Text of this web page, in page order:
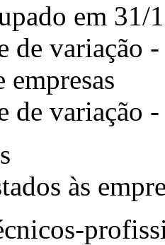
em 31/
de variação
empresas
de variação
às